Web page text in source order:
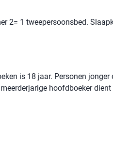
2= 1 tweepersoonsbed.
is 18 jaar. Personen
hoofdboeker